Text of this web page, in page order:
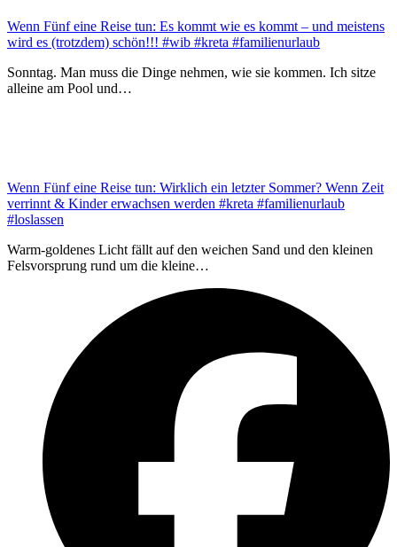
Wenn Fünf eine Reise tun: Es kommt wie es kommt – und meistens
wird es (trotzdem) schön!!! #wib #kreta #familienurlaub
Sonntag. Man muss die Dinge nehmen, wie sie kommen. Ich sitze
alleine am Pool und…
Wenn Fünf eine Reise tun: Wirklich ein letzter Sommer? Wenn Zeit
verrinnt & Kinder erwachsen werden #kreta #familienurlaub
#loslassen
Warm-goldenes Licht fällt auf den weichen Sand und den kleinen
Felsvorsprung rund um die kleine…